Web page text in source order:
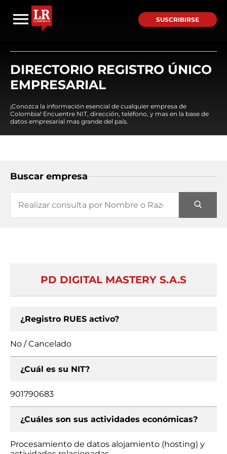
SUSCRIBIRSE
DIRECTORIO REGISTRO ÚNICO
EMPRESARIAL
¡Conozca la información esencial de cualquier empresa de
Colombia! Encuentre NIT, dirección, teléfono, y mas en la base de
datos empresarial mas grande del país.
Buscar empresa
PD DIGITAL MASTERY S.A.S
¿Registro RUES activo?
No / Cancelado
¿Cuál es su NIT?
901790683
¿Cuáles son sus actividades económicas?
Procesamiento de datos alojamiento (hosting) y